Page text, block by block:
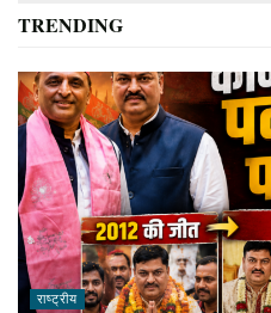
TRENDING
राष्ट्रीय